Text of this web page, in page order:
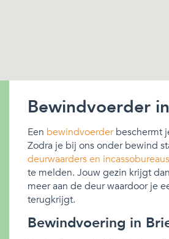
Bewindvoerder
Een bewindvoerderbeschermt
Zodra je bij ons onder bewind
deurwaarders en incassobureaus
te melden. Jouw gezin krijgt
meer aan de deur waardoor je
terugkrijgt.
Bewindvoering in